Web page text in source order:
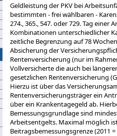
Geldleistung der PKV bei
bestimmten - frei wählbaren -
274., 365., 547. oder 729. Tag einer
Kombinationen unterschiedlicher
zeitliche Begrenzung auf 78
Absicherung der
Rentenversicherung (nur im
Vollversicherte die auch bei
gesetzlichen Rentenversicherung
Hierzu ist über das
Rentenversicherungsträger ein
über ein Krankentagegeld ab.
Bemessungsgrundlage sind
Arbeitsentgelts. Maximal möglich
Beitragsbemessungsgrenze (2011 =